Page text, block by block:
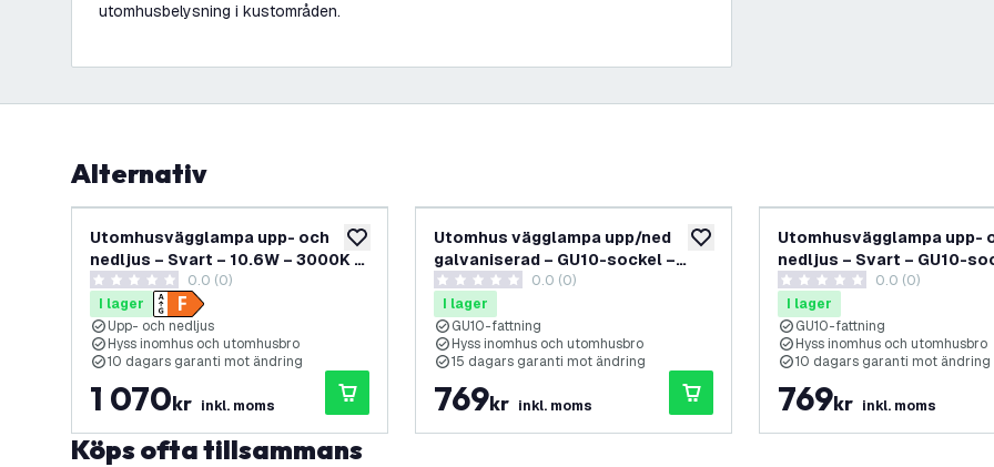
utomhusbelysning i kustområden.
Alternativ
lägg till i önskelistan
Utomhusvägglampa upp- och
nedljus – Svart – 10.6W – 3000K –
Integrerad LED – IP44 – Canto 2 –
10 års garanti
0 stjärnbetyg 0.0 (0)
I lager
Upp- och nedljus
Hyss inomhus och utomhusbro
10 dagars garanti mot ändring
1 070kr inkl. moms
lägg till i önskelistan
Utomhus vägglampa upp/ned
galvaniserad – GU10-sockel –
Canto Maxi Kubi 2 – 15 års garanti
0 stjärnbetyg 0.0 (0)
I lager
GU10-fattning
Hyss inomhus och utomhusbro
15 dagars garanti mot ändring
769kr inkl. moms
Utomhusvägglampa upp-
nedljus – Svart – GU10-
IP44 – Canto Maxi 2 – 10 års
garanti
0 stjärnbetyg 0.0 (0)
I lager
GU10-fattning
Hyss inomhus och utomhusbro
10 dagars garanti mot ändring
769kr inkl. moms
Köps ofta tillsammans